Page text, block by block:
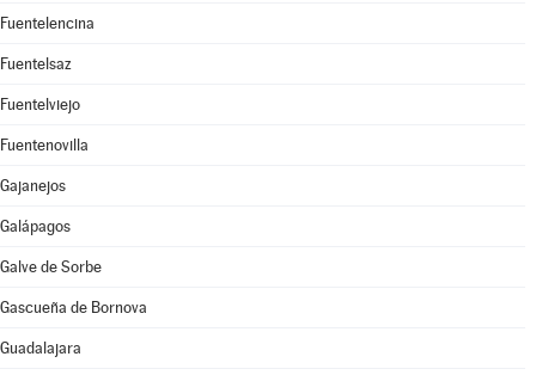
Fuentelencina
Fuentelsaz
Fuentelviejo
Fuentenovilla
Gajanejos
Galápagos
Galve de Sorbe
Gascueña de Bornova
Guadalajara